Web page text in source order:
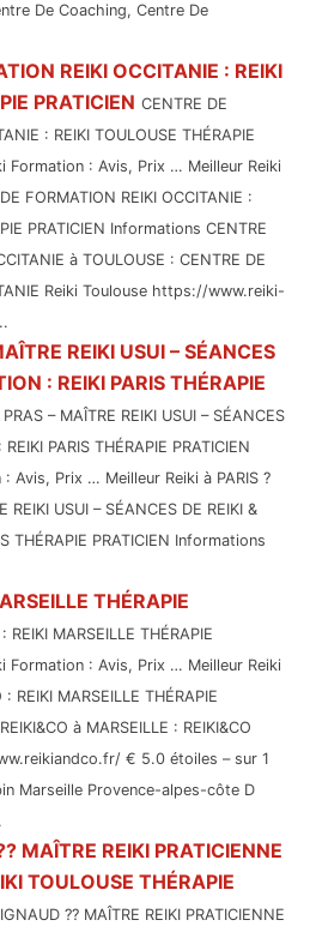
De Coaching, Centre De
REIKI OCCITANIE : REIKI
PRATICIEN CENTRE DE
: REIKI TOULOUSE THÉRAPIE
Formation : Avis, Prix … Meilleur Reiki
FORMATION REIKI OCCITANIE :
PRATICIEN Informations CENTRE
à TOULOUSE : CENTRE DE
Reiki Toulouse https://www.reiki-
REIKI USUI – SÉANCES
: REIKI PARIS THÉRAPIE
– MAÎTRE REIKI USUI – SÉANCES
PARIS THÉRAPIE PRATICIEN
Avis, Prix … Meilleur Reiki à PARIS ?
REIKI USUI – SÉANCES DE REIKI &
THÉRAPIE PRATICIEN Informations
THÉRAPIE
REIKI MARSEILLE THÉRAPIE
Formation : Avis, Prix … Meilleur Reiki
REIKI MARSEILLE THÉRAPIE
à MARSEILLE : REIKI&CO
€ 5.0 étoiles – sur 1
Marseille Provence-alpes-côte D
MAÎTRE REIKI PRATICIENNE
TOULOUSE THÉRAPIE
?? MAÎTRE REIKI PRATICIENNE